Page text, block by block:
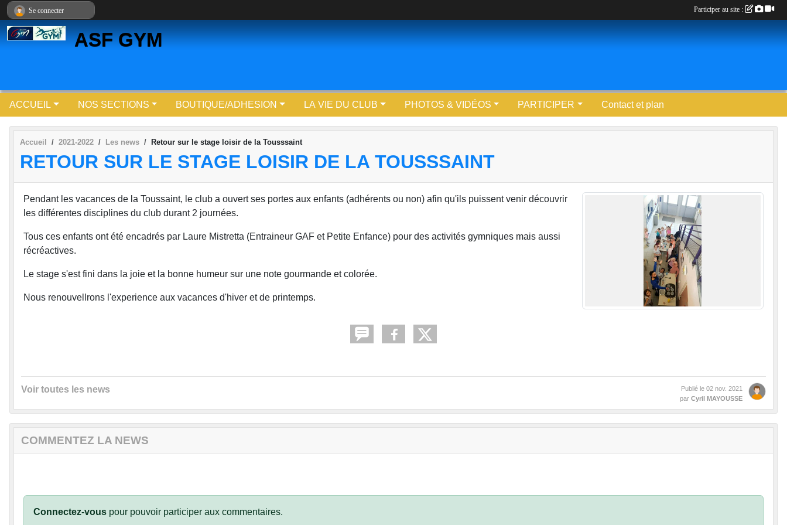
ASF GYM
ACCUEIL NOS SECTIONS BOUTIQUE/ADHESION LA VIE DU CLUB PHOTOS & VIDÉOS PARTICIPER Contact et plan
Accueil 2021-2022 Les news Retour sur le stage loisir de la Tousssaint
RETOUR SUR LE STAGE LOISIR DE LA TOUSSSAINT
Pendant les vacances de la Toussaint, le club a ouvert ses portes aux enfants (adhérents ou non) afin qu'ils puissent venir découvrir
les différentes disciplines du club durant 2 journées.
Tous ces enfants ont été encadrés par Laure Mistretta (Entraineur GAF et Petite Enfance) pour des activités gymniques mais aussi
récréactives.
Le stage s'est fini dans la joie et la bonne humeur sur une note gourmande et colorée.
Nous renouvellrons l'experience aux vacances d'hiver et de printemps.
Voir toutes les news Publié le 02 nov. 2021
par Cyril MAYOUSSE
COMMENTEZ LA NEWS
Connectez-vous pour pouvoir participer aux commentaires.
Se connecter Participer au site :
Panneau de gestion des cookies